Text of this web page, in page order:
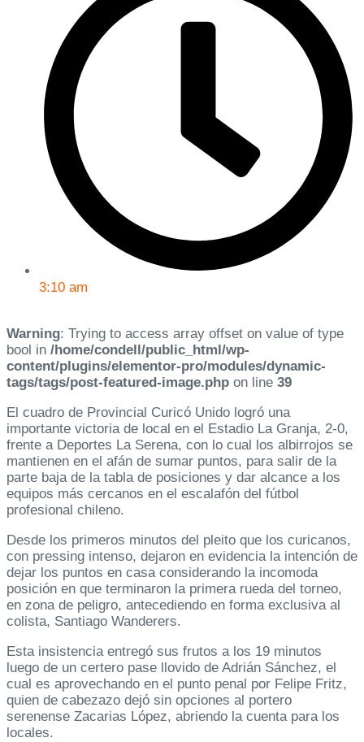
3:10 am
Warning: Trying to access array offset on value of type
bool in /home/condell/public_html/wp-
content/plugins/elementor-pro/modules/dynamic-
tags/tags/post-featured-image.php on line 39
El cuadro de Provincial Curicó Unido logró una
importante victoria de local en el Estadio La Granja, 2-0,
frente a Deportes La Serena, con lo cual los albirrojos se
mantienen en el afán de sumar puntos, para salir de la
parte baja de la tabla de posiciones y dar alcance a los
equipos más cercanos en el escalafón del fútbol
profesional chileno.
Desde los primeros minutos del pleito que los curicanos,
con pressing intenso, dejaron en evidencia la intención de
dejar los puntos en casa considerando la incomoda
posición en que terminaron la primera rueda del torneo,
en zona de peligro, antecediendo en forma exclusiva al
colista, Santiago Wanderers.
Esta insistencia entregó sus frutos a los 19 minutos
luego de un certero pase llovido de Adrián Sánchez, el
cual es aprovechando en el punto penal por Felipe Fritz,
quien de cabezazo dejó sin opciones al portero
serenense Zacarias López, abriendo la cuenta para los
locales.